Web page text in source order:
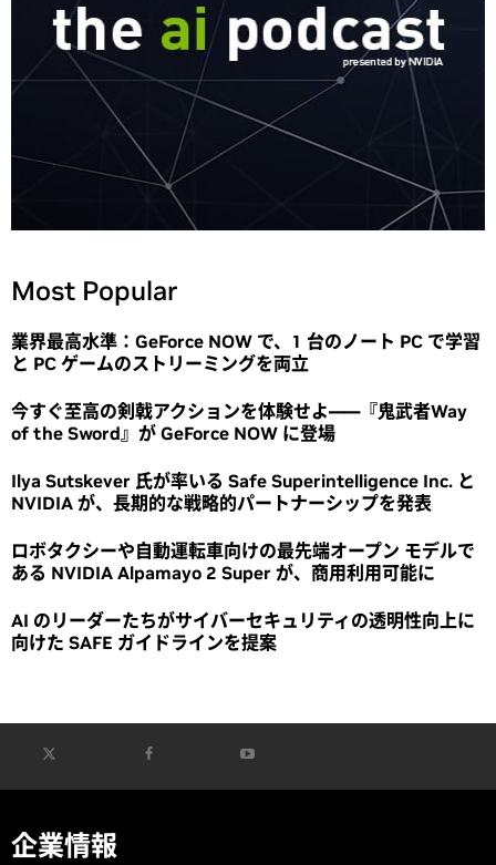
Most Popular
業界最高水準：GeForce NOW で、1 台のノート PC で学習
と PC ゲームのストリーミングを両立
今すぐ至高の剣戟アクションを体験せよ――『鬼武者Way
of the Sword』が GeForce NOW に登場
Ilya Sutskever 氏が率いる Safe Superintelligence Inc. と
NVIDIA が、長期的な戦略的パートナーシップを発表
ロボタクシーや自動運転車向けの最先端オープン モデルで
ある NVIDIA Alpamayo 2 Super が、商用利用可能に
AI のリーダーたちがサイバーセキュリティの透明性向上に
向けた SAFE ガイドラインを提案
企業情報